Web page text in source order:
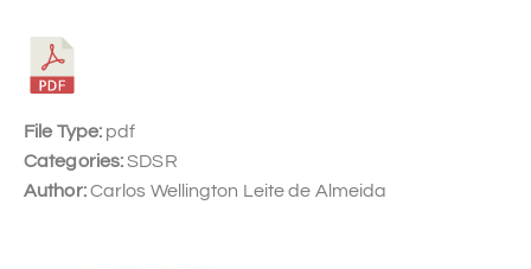
File Type: pdf
Categories:SDSR
Author:Carlos Wellington Leite de Almeida